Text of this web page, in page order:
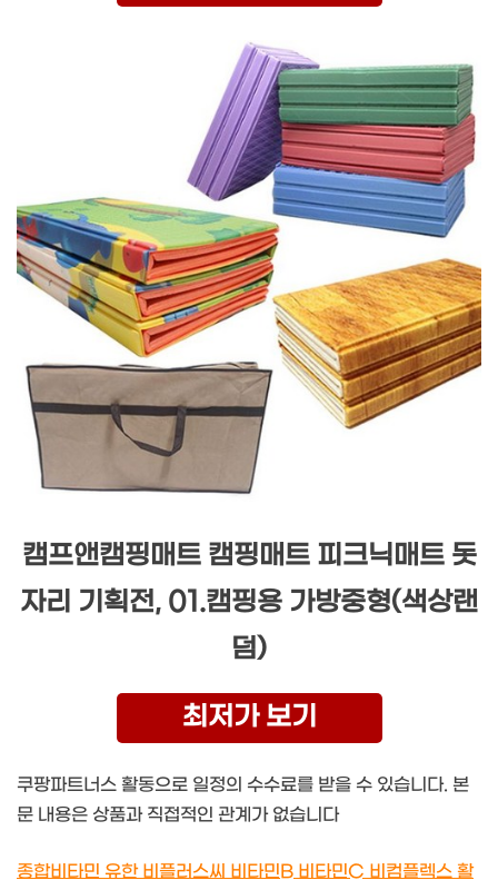
캠프앤캠핑매트 캠핑매트 피크닉매트 돗
자리 기획전, 01.캠핑용 가방중형(색상랜
덤)
최저가 보기
쿠팡파트너스 활동으로 일정의 수수료를 받을 수 있습니다. 본
문 내용은 상품과 직접적인 관계가 없습니다
종합비타민 유한 비플러스씨 비타민B 비타민C 비컴플렉스 활